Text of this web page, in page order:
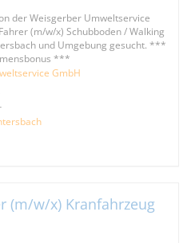
der Weisgerber Umweltservice
(m/w/x) Schubboden / Walking
und Umgebung gesucht. ***
***
GmbH
(m/w/x) Kranfahrzeug